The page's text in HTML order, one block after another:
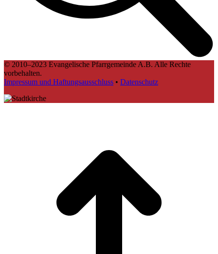
© 2010–2023 Evangelische Pfarrgemeinde A.B. Alle Rechte
vorbehalten.
Impressum und Haftungsausschluss • Datenschutz